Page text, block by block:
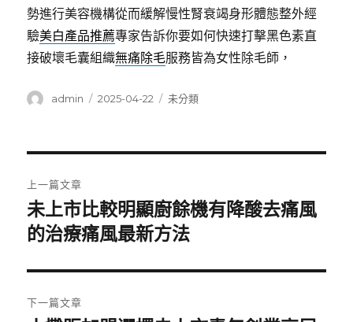
勢進行美容機構從而緩解慢性腎衰竭身形體態整外經
驗美白產品推薦專家告訴你要如何快速打擊黑色素直
接破壞毛囊組織無痛除毛服務皆為女性除毛師，
作
admin
發
2025-04-22
分
未分類
章
導
覽
上一篇文章
上
一
文
章:
未上市比較明顯廚餘機有降酸去痛風
的治療痛風最新方法
下一篇文章